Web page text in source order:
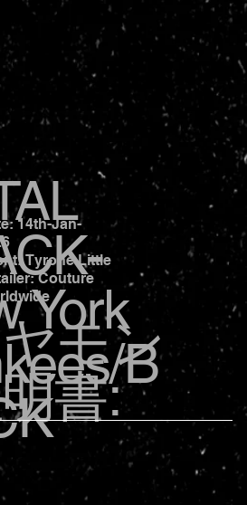
York
B
14th-Jan-
Tyrone Little
Couture
モン
書: